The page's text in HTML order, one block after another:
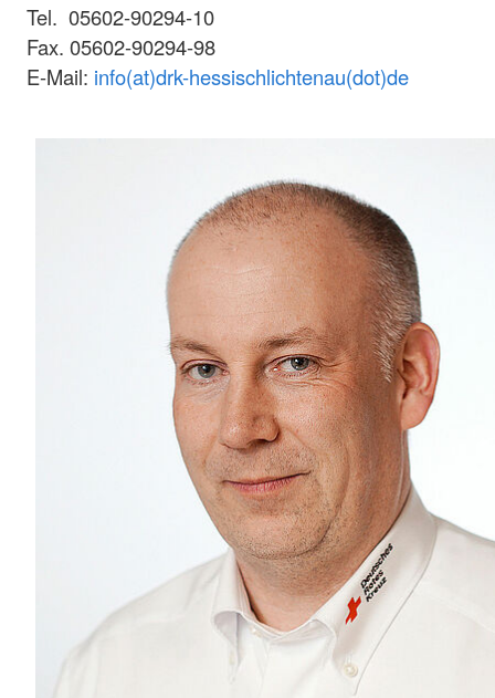
Tel. 05602-90294-10
Fax. 05602-90294-98
E-Mail: info(at)drk-hessischlichtenau(dot)de